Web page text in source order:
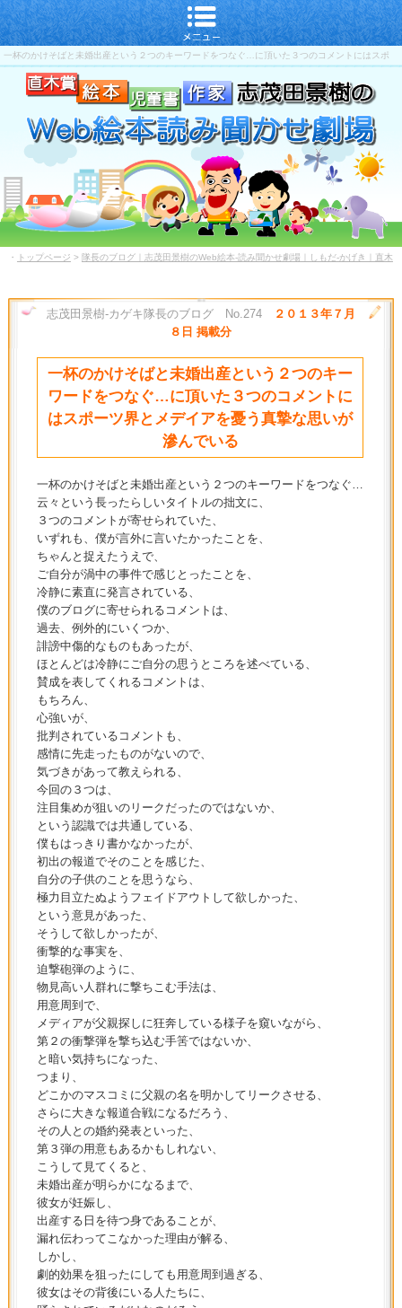
一杯のかけそばと未婚出産という２つのキーワードをつなぐ…に頂いた３つのコメントにはスポ
ーツ界とメデイアを憂う真摯な思いが滲んでいる
・ トップページ > 隊長のブログ｜志茂田景樹のWeb絵本-読み聞かせ劇場｜しもだ-かげき｜直木
志茂田景樹-カゲキ隊長のブログ No.274
２０１３年７月
８日 掲載分
一杯のかけそばと未婚出産という２つのキー
ワードをつなぐ…に頂いた３つのコメントに
はスポーツ界とメデイアを憂う真摯な思いが
滲んでいる
一杯のかけそばと未婚出産という２つのキーワードをつなぐ…
云々という長ったらしいタイトルの拙文に、
３つのコメントが寄せられていた、
いずれも、僕が言外に言いたかったことを、
ちゃんと捉えたうえで、
ご自分が渦中の事件で感じとったことを、
冷静に素直に発言されている、
僕のブログに寄せられるコメントは、
過去、例外的にいくつか、
誹謗中傷的なものもあったが、
ほとんどは冷静にご自分の思うところを述べている、
賛成を表してくれるコメントは、
もちろん、
心強いが、
批判されているコメントも、
感情に先走ったものがないので、
気づきがあって教えられる、
今回の３つは、
注目集めが狙いのリークだったのではないか、
という認識では共通している、
僕もはっきり書かなかったが、
初出の報道でそのことを感じた、
自分の子供のことを思うなら、
極力目立たぬようフェイドアウトして欲しかった、
という意見があった、
そうして欲しかったが、
衝撃的な事実を、
迫撃砲弾のように、
物見高い人群れに撃ちこむ手法は、
用意周到で、
メディアが父親探しに狂奔している様子を窺いながら、
第２の衝撃弾を撃ち込む手筈ではないか、
と暗い気持ちになった、
つまり、
どこかのマスコミに父親の名を明かしてリークさせる、
さらに大きな報道合戦になるだろう、
その人との婚約発表といった、
第３弾の用意もあるかもしれない、
こうして見てくると、
未婚出産が明らかになるまで、
彼女が妊娠し、
出産する日を待つ身であることが、
漏れ伝わってこなかった理由が解る、
しかし、
劇的効果を狙ったにしても用意周到過ぎる、
彼女はその背後にいる人たちに、